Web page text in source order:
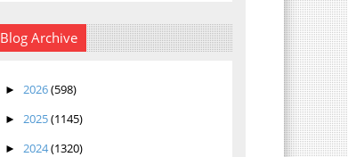
Blog Archive
► 2026(598)
► 2025(1145)
► 2024(1320)